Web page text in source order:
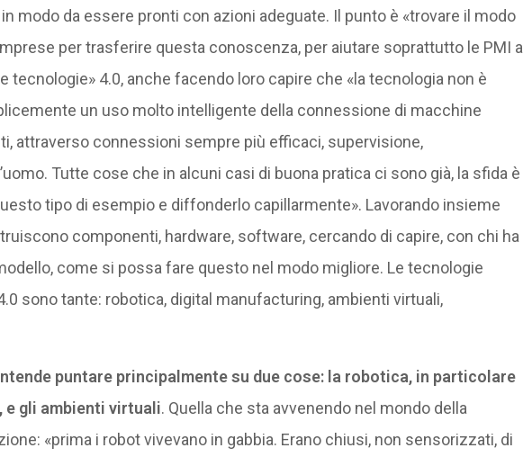
modo da essere pronti con azioni adeguate. Il punto è «trovare il modo
per trasferire questa conoscenza, per aiutare soprattutto le PMI a
tecnologie» 4.0, anche facendo loro capire che «la tecnologia non è
un uso molto intelligente della connessione di macchine
attraverso connessioni sempre più efficaci, supervisione,
Tutte cose che in alcuni casi di buona pratica ci sono già, la sfida è
tipo di esempio e diffonderlo capillarmente». Lavorando insieme
componenti, hardware, software, cercando di capire, con chi ha
come si possa fare questo nel modo migliore. Le tecnologie
sono tante: robotica, digital manufacturing, ambienti virtuali,
puntare principalmente su due cose: la robotica, in particolare
gli ambienti virtuali. Quella che sta avvenendo nel mondo della
«prima i robot vivevano in gabbia. Erano chiusi, non sensorizzati, di